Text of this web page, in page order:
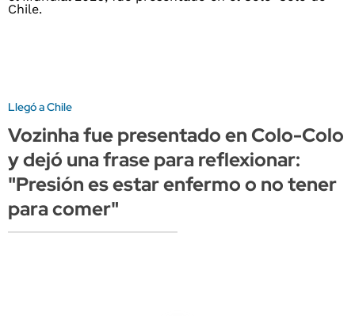
Llegó a Chile
Vozinha fue presentado en Colo-Colo
y dejó una frase para reflexionar:
"Presión es estar enfermo o no tener
para comer"